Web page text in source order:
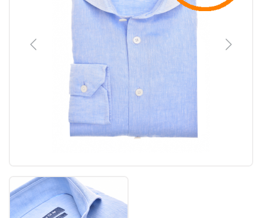
Previous Next